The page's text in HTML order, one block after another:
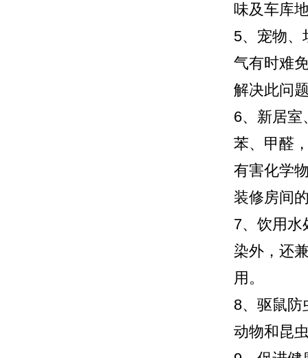
味及车库
5、宠物、
气有时难
解决此问
6、新居室
苯、甲醛
有害化学
装修房间
7、饮用水
染外，还
用。
8、驱鼠防
动物和昆